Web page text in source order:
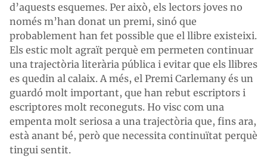
d’aquests esquemes. Per això, els lectors joves no
només m’han donat un premi, sinó que
probablement han fet possible que el llibre existeixi.
Els estic molt agraït perquè em permeten continuar
una trajectòria literària pública i evitar que els llibres
es quedin al calaix. A més, el Premi Carlemany és un
guardó molt important, que han rebut escriptors i
escriptores molt reconeguts. Ho visc com una
empenta molt seriosa a una trajectòria que, fins ara,
està anant bé, però que necessita continuïtat perquè
tingui sentit.